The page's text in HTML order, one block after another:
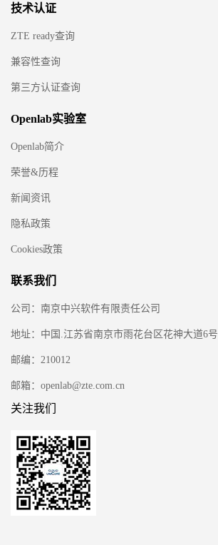
技术认证
ZTE ready查询
兼容性查询
第三方认证查询
Openlab实验室
Openlab简介
荣誉&历程
新闻资讯
隐私政策
Cookies政策
联系我们
公司：南京中兴软件有限责任公司
地址：中国.江苏省南京市雨花台区花神大道6号
邮编：210012
邮箱：openlab@zte.com.cn
关注我们